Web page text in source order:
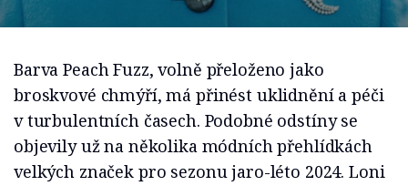
Barva Peach Fuzz, volně přeloženo jako
broskvové chmýří, má přinést uklidnění a péči
v turbulentních časech. Podobné odstíny se
objevily už na několika módních přehlídkách
velkých značek pro sezonu jaro-léto 2024. Loni